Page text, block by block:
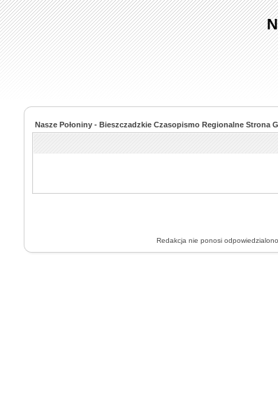
Nasze Połoniny - Bieszczadzkie Czasopismo Regionalne Strona
Redakcja nie ponosi